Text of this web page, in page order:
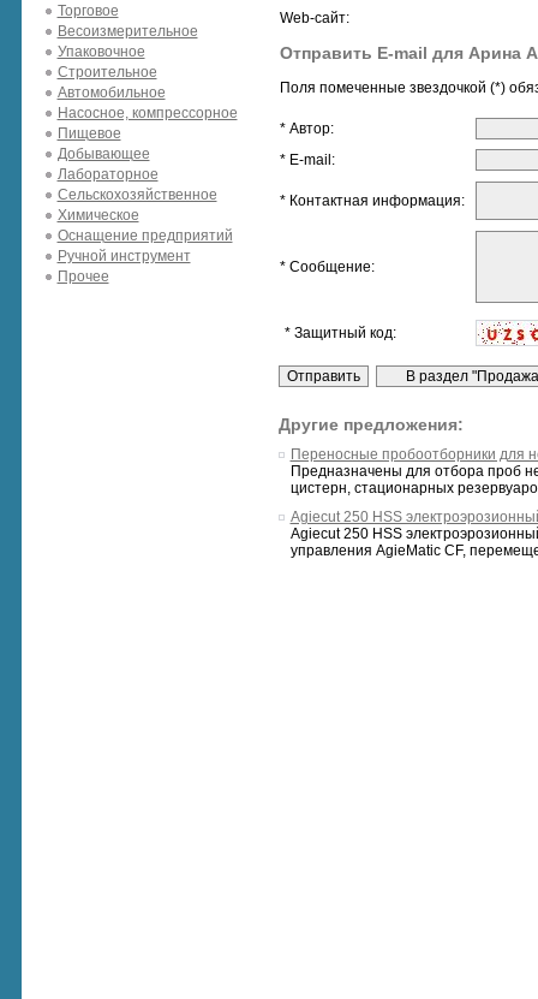
Торговое
Весоизмерительное
Упаковочное
Строительное
Автомобильное
Насосное, компрессорное
Пищевое
Добывающее
Лабораторное
Сельскохозяйственное
Химическое
Оснащение предприятий
Ручной инструмент
Прочее
Web-сайт:
Отправить E-mail для Арина
Поля помеченные звездочкой (*)
* Автор:
* E-mail:
* Контактная информация:
* Сообщение:
* Защитный код:
Другие предложения:
Переносные пробоотборники для
Предназначены для отбора проб
цистерн, стационарных
Agiecut 250 HSS
Agiecut 250 HSS
управления AgieMatic CF,